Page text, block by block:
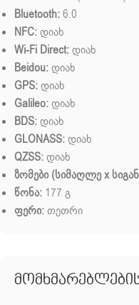
Bluetooth:6.0
NFC: დიახ
Wi-Fi Direct: დიახ
Beidou: დიახ
GPS: დიახ
Galileo: დიახ
BDS: დიახ
GLONASS: დიახ
QZSS: დიახ
ზომები (სიმაღლე x
წონა: 177 გ
ფერი: თეთრი